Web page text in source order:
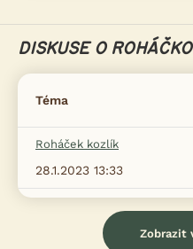
DISKUSE O
Téma
Roháček kozlík
28.1.2023 13:33
Zobrazit